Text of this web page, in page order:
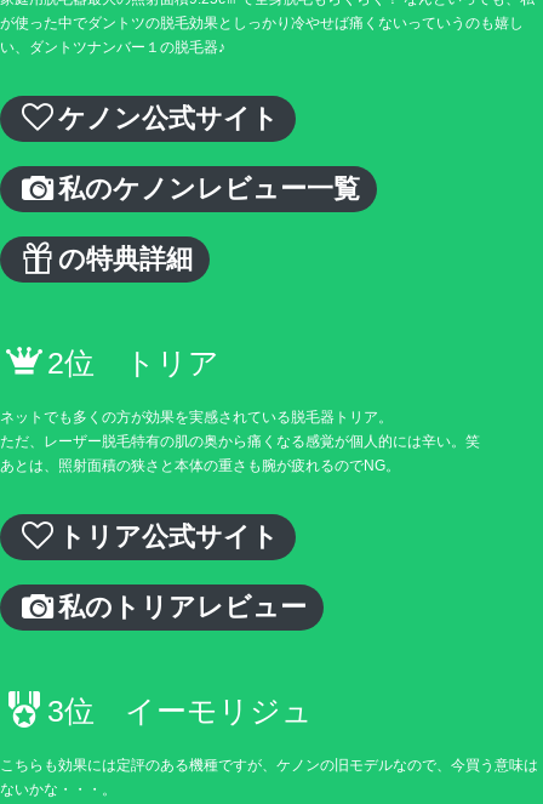
が使った中でダントツの脱毛効果としっかり冷やせば痛くないっていうのも嬉し
い、ダントツナンバー１の脱毛器♪
ケノン公式サイト
私のケノンレビュー一覧
の特典詳細
2位 トリア
ネットでも多くの方が効果を実感されている脱毛器トリア。
ただ、レーザー脱毛特有の肌の奥から痛くなる感覚が個人的には辛い。笑
あとは、照射面積の狭さと本体の重さも腕が疲れるのでNG。
トリア公式サイト
私のトリアレビュー
3位 イーモリジュ
こちらも効果には定評のある機種ですが、ケノンの旧モデルなので、今買う意味は
ないかな・・・。